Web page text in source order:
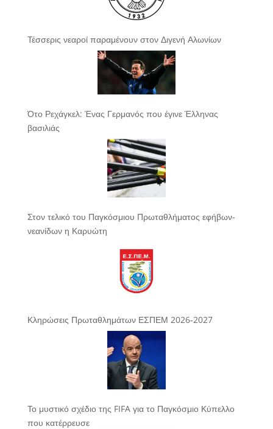
Τέσσερις νεαροί παραμένουν στον Διγενή Αλωνίων
Ότο Ρεχάγκελ: Ένας Γερμανός που έγινε Έλληνας
βασιλιάς
Στον τελικό του Παγκόσμιου Πρωταθλήματος εφήβων-
νεανίδων η Καρυώτη
Κληρώσεις Πρωταθλημάτων ΕΣΠΕΜ 2026-2027
Το μυστικό σχέδιο της FIFA για το Παγκόσμιο Κύπελλο
που κατέρρευσε